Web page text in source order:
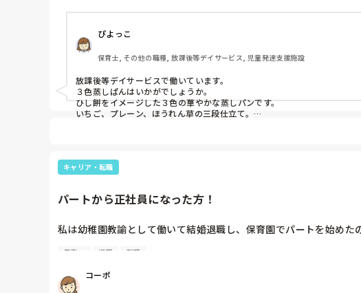
ぴよっこ
保育士, その他の職種, 放課後等デイサービス, 児童発達支援施設
放課後等デイサービスで働いています。
３色蒸しぱんはいかがでしょうか。
ひし餅をイメージした３色の華やかな蒸しパンです。
いちご、プレーン、ほうれん草の三段仕立て。
☆ベーキングパウダー
☆砂糖
(茹でて水気を絞った状態で)
ご参考までに😌
キャリア・転職
パートから正社員になった方！
私は幼稚園教諭として働いて結婚退職し、保育園でパートを始めた
ずっとパートだったのでいずれ正社員で働くとなるとやっていける
どなたか経験者の方いらっしゃいますか？
子育て 退職 転職
コーポ